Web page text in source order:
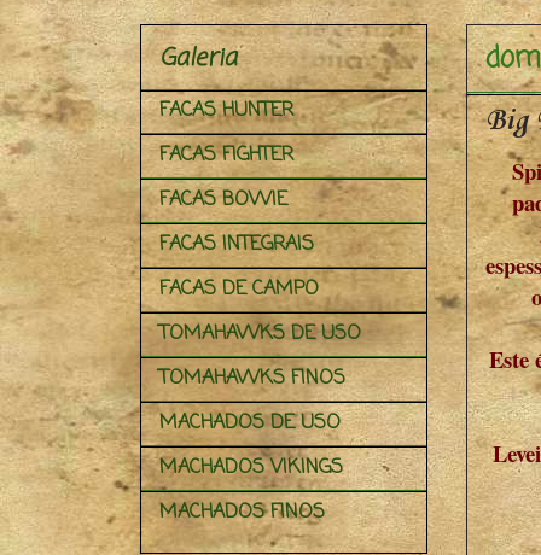
Big
Este
Galeria
FACAS HUNTER
FACAS FIGHTER
FACAS BOWIE
FACAS INTEGRAIS
FACAS DE CAMPO
TOMAHAWKS DE USO
TOMAHAWKS FINOS
MACHADOS DE USO
MACHADOS VIKINGS
MACHADOS FINOS